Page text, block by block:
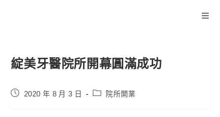
綻美牙醫院所開幕圓滿成功
2020 年 8 月 3 日 院所開業